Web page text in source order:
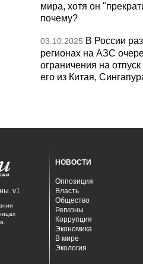
мира, хотя он
почему?
03.10.2025 В России
регионах на АЗС
ограничения на
его из Китая,
v1
НОВОСТИ
Оппозиция
Власть
Общество
Регионы
Коррупция
Экономика
В мире
Экология